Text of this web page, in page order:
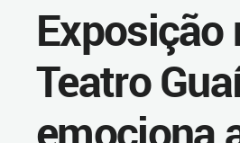
Exposição
Teatro